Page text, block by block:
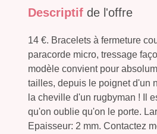
Descriptif de l'offre
14 €. Bracelets à fermeture
paracorde micro, tressage
modèle convient pour
tailles, depuis le poignet d'un
la cheville d'un rugbyman ! Il
qu'on oublie qu'on le porte.
Epaisseur: 2 mm. Contactez